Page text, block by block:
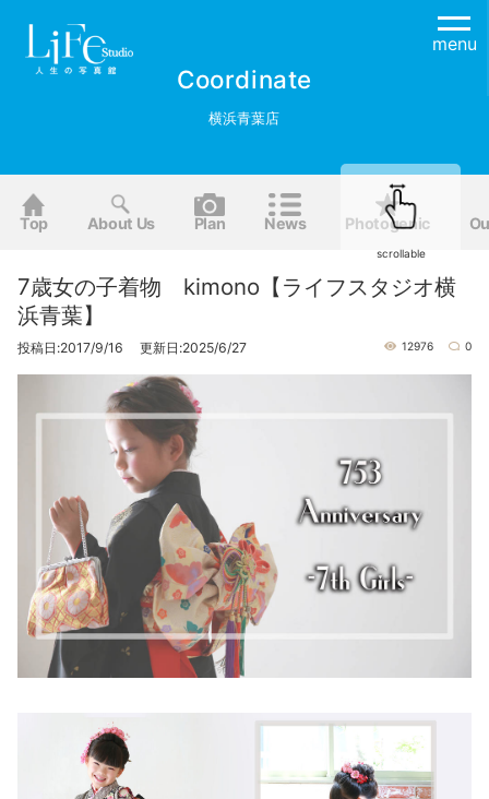
menu
Coordinate
横浜青葉店
Top About Us Plan News Photogenic
7歳女の子着物 kimono【ライフスタジオ横
浜青葉】
投稿日:2017/9/16 更新日:2025/6/27 12976 0